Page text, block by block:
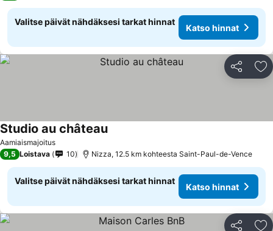
Valitse päivät nähdäksesi tarkat hinnat
Katso hinnat
Jaa
Aamiaismajoitus
Studio au châteauKatso hinnat
9,5 Loistava 10 Nizza, 12.5 km kohteesta Saint-Paul-de-Vence
Valitse päivät nähdäksesi tarkat hinnat
Katso hinnat